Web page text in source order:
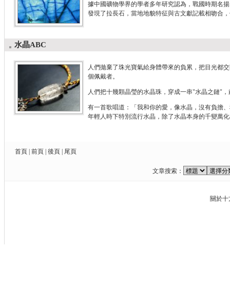
據中國礦物學界的學者多年研究認為，戰國時期名
發現了拉長石，當地地貌特征與古文獻記載相吻合
水晶ABC
人們拋棄了珠光寶氣給身體帶來的負累，把目光都
個佩戴者。
人們把十幾顆晶瑩的水晶珠，穿成一串"水晶之鏈"
有一首歌唱道：「我和你的愛，像水晶，沒有負擔
年輕人時下特別流行水晶，除了水晶本身的千變萬
首頁 前頁 後頁 尾頁
文章搜索：
關於